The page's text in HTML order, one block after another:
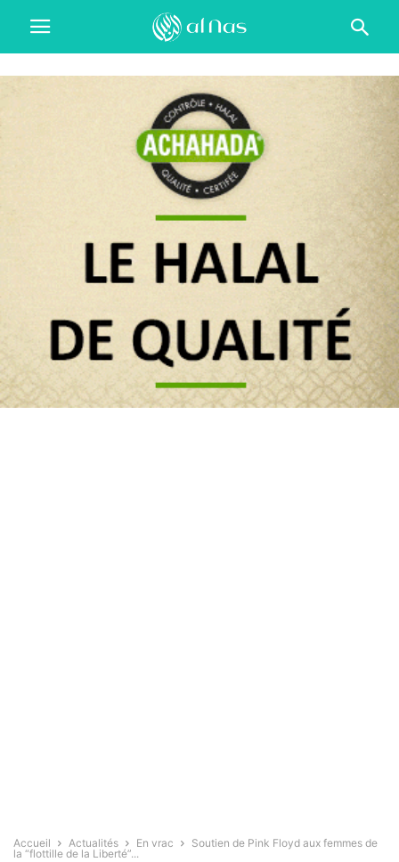
Accueil Actualités En vrac
Soutien de Pink Floyd aux femmes de
la “flottille de la Liberté”...